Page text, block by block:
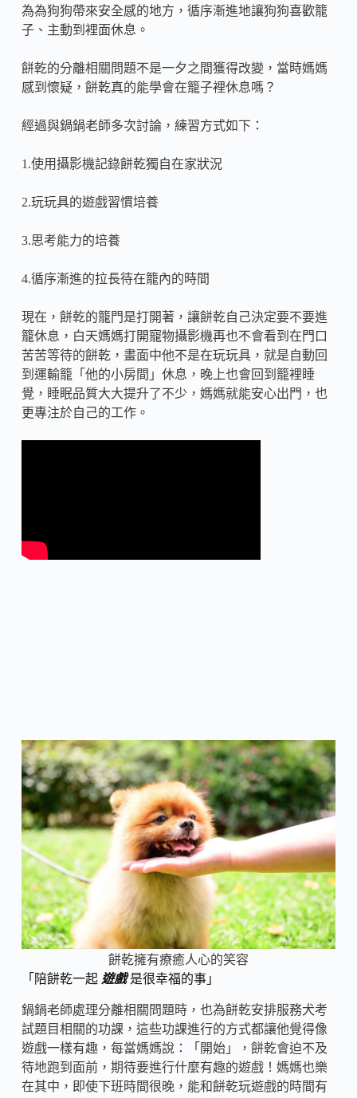
為為狗狗帶來安全感的地方，循序漸進地讓狗狗喜歡籠
子、主動到裡面休息。
餅乾的分離相關問題不是一夕之間獲得改變，當時媽媽
感到懷疑，餅乾真的能學會在籠子裡休息嗎？
經過與鍋鍋老師多次討論，練習方式如下：
1.使用攝影機記錄餅乾獨自在家狀況
2.玩玩具的遊戲習慣培養
3.思考能力的培養
4.循序漸進的拉長待在籠內的時間
現在，餅乾的籠門是打開著，讓餅乾自己決定要不要進
籠休息，白天媽媽打開寵物攝影機再也不會看到在門口
苦苦等待的餅乾，畫面中他不是在玩玩具，就是自動回
到運輸籠「他的小房間」休息，晚上也會回到籠裡睡
覺，睡眠品質大大提升了不少，媽媽就能安心出門，也
更專注於自己的工作。
餅乾擁有療癒人心的笑容
「陪餅乾一起 遊戲是很幸福的事」
鍋鍋老師處理分離相關問題時，也為餅乾安排服務犬考
試題目相關的功課，這些功課進行的方式都讓他覺得像
遊戲一樣有趣，每當媽媽說：「開始」，餅乾會迫不及
待地跑到面前，期待要進行什麼有趣的遊戲！媽媽也樂
在其中，即使下班時間很晚，能和餅乾玩遊戲的時間有